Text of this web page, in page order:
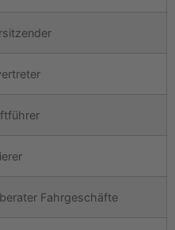
Fahrgeschäfte